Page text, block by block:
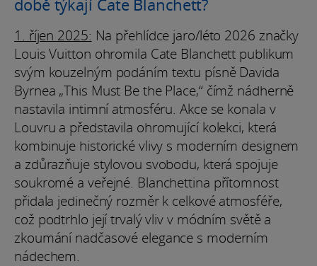
1. říjen 2025: Na přehlídce jaro/léto 2026 značky
Louis Vuitton ohromila Cate Blanchett publikum
svým kouzelným podáním textu písně Davida
Byrnea „This Must Be the Place,“ čímž nádherně
nastavila intimní atmosféru. Akce se konala v
Louvru a představila ohromující kolekci, která
kombinuje historické vlivy s moderním designem
a zdůrazňuje stylovou svobodu, která spojuje
soukromé a veřejné. Blanchettina přítomnost
přidala jedinečný rozměr k celkové atmosféře,
což podtrhlo její trvalý vliv v módním světě a
zkoumání nadčasové elegance s moderním
nádechem.